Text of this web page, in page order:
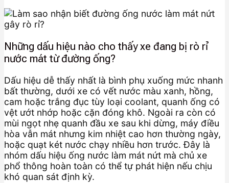
Những dấu hiệu nào cho thấy xe đang bị rò rỉ
nước mát từ đường ống?
Dấu hiệu dễ thấy nhất là bình phụ xuống mức nhanh
bất thường, dưới xe có vết nước màu xanh, hồng,
cam hoặc trắng đục tùy loại coolant, quanh ống có
vệt ướt nhớp hoặc cặn đóng khô. Ngoài ra còn có
mùi ngọt nhẹ quanh đầu xe sau khi dừng, máy điều
hòa vẫn mát nhưng kim nhiệt cao hơn thường ngày,
hoặc quạt két nước chạy nhiều hơn trước. Đây là
nhóm dấu hiệu ống nước làm mát nứt mà chủ xe
phổ thông hoàn toàn có thể tự phát hiện nếu chịu
khó quan sát định kỳ.